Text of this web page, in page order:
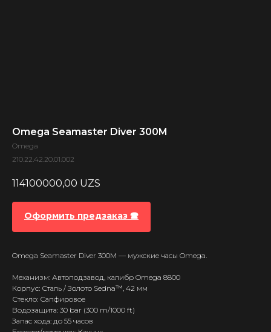
Omega Seamaster Diver 300M
Omega
210.22.42.20.01.002
114100000,00 UZS
Оформить предзаказ 🕿
Omega Seamaster Diver 300M — мужские часы Omega.
Механизм: Автоподзавод, калибр Omega 8800
Корпус: Сталь / Золото Sedna™, 42 мм
Стекло: Сапфировое
Водозащита: 30 bar (300 m/1000 ft)
Запас хода: до 55 часов